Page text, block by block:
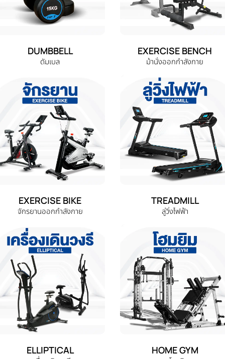
DUMBBELL
ดัมเบล
EXERCISE BENCH
ม้านั่งออกกำลังกาย
EXERCISE BIKE
จักรยานออกกำลังกาย
TREADMILL
ลู่วิ่งไฟฟ้า
ELLIPTICAL HOME GYM